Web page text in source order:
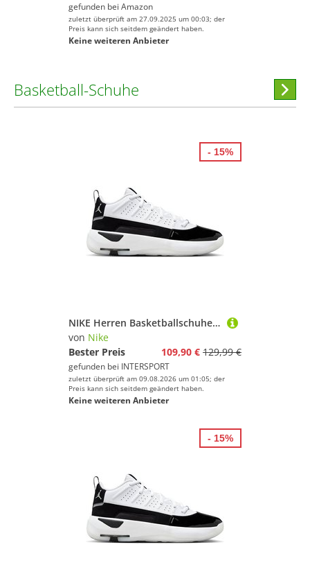
gefunden bei Amazon
zuletzt überprüft am 27.09.2025 um 00:03; der
Preis kann sich seitdem geändert haben.
Keine weiteren Anbieter
Basketball-Schuhe
NIKE Herren Basketballschuhe Jordan Max Aura 7 Men's Shoes
von Nike
Bester Preis
109,90 € 129,99 €
gefunden bei INTERSPORT
zuletzt überprüft am 09.08.2026 um 01:05; der
Preis kann sich seitdem geändert haben.
Keine weiteren Anbieter
- 15%
- 15%